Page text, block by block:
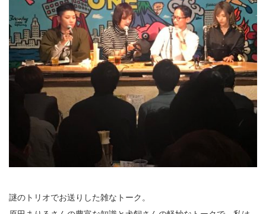
謎のトリオでお送りした雑なトーク。